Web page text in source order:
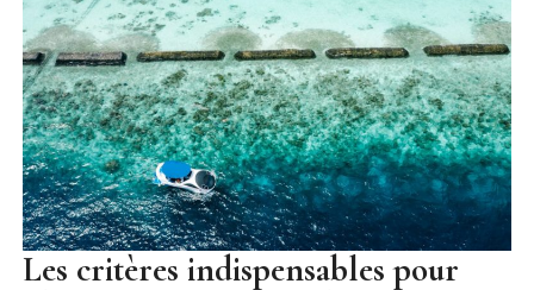
Les critères indispensables pour